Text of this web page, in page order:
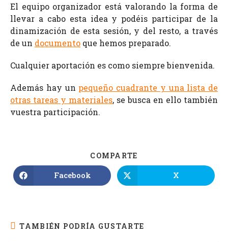
El equipo organizador está valorando la forma de
llevar a cabo esta idea y podéis participar de la
dinamización de esta sesión, y del resto, a través
de un documento que hemos preparado.
Cualquier aportación es como siempre bienvenida.
Además hay un pequeño cuadrante y una lista de
otras tareas y materiales, se busca en ello también
vuestra participación.
COMPARTE
Facebook X
TAMBIÉN PODRÍA GUSTARTE